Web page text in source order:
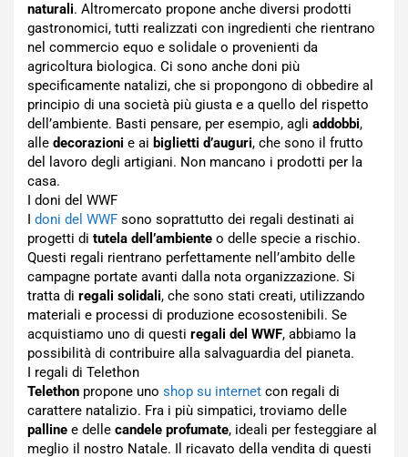
naturali. Altromercato propone anche diversi prodotti
gastronomici, tutti realizzati con ingredienti che rientrano
nel commercio equo e solidale o provenienti da
agricoltura biologica. Ci sono anche doni più
specificamente natalizi, che si propongono di obbedire al
principio di una società più giusta e a quello del rispetto
dell’ambiente. Basti pensare, per esempio, agli addobbi,
alle decorazioni e ai biglietti d’auguri, che sono il frutto
del lavoro degli artigiani. Non mancano i prodotti per la
casa.
I doni del WWF
I doni del WWF sono soprattutto dei regali destinati ai
progetti di tutela dell’ambiente o delle specie a rischio.
Questi regali rientrano perfettamente nell’ambito delle
campagne portate avanti dalla nota organizzazione. Si
tratta di regali solidali, che sono stati creati, utilizzando
materiali e processi di produzione ecosostenibili. Se
acquistiamo uno di questi regali del WWF, abbiamo la
possibilità di contribuire alla salvaguardia del pianeta.
I regali di Telethon
Telethon propone uno shop su internet con regali di
carattere natalizio. Fra i più simpatici, troviamo delle
palline e delle candele profumate, ideali per festeggiare al
meglio il nostro Natale. Il ricavato della vendita di questi